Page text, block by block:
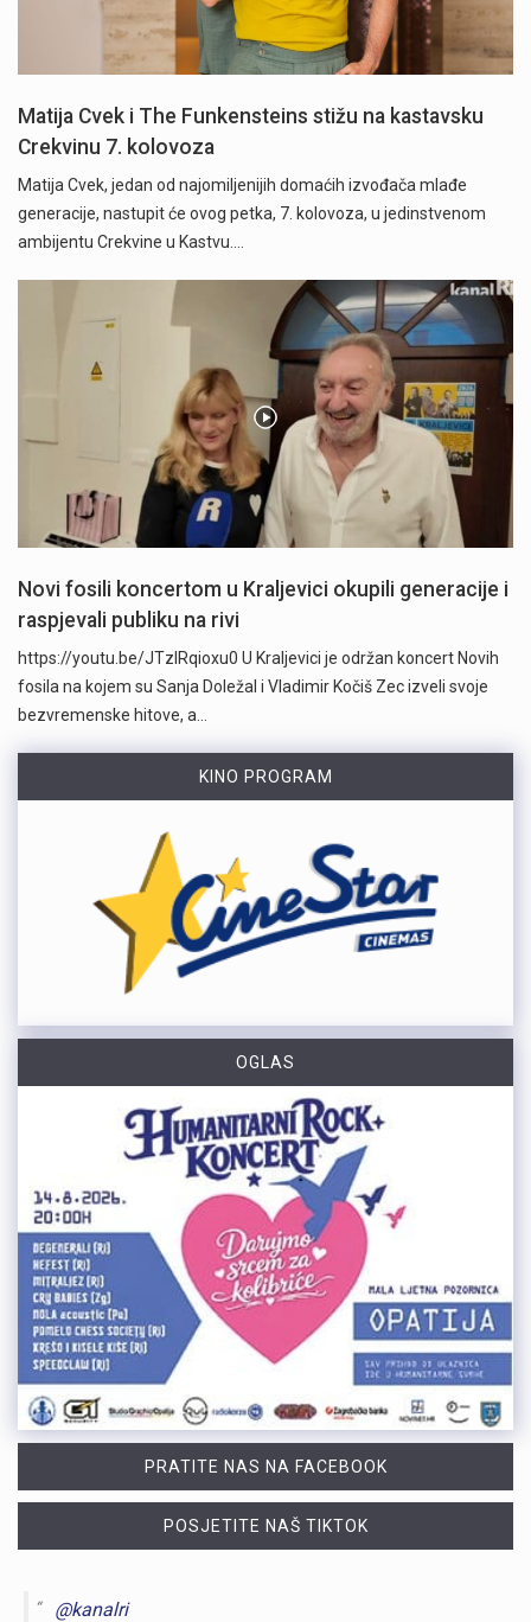
Matija Cvek i The Funkensteins stižu na kastavsku
Crekvinu 7. kolovoza
Matija Cvek, jedan od najomiljenijih domaćih izvođača mlađe
generacije, nastupit će ovog petka, 7. kolovoza, u jedinstvenom
ambijentu Crekvine u Kastvu.…
Novi fosili koncertom u Kraljevici okupili generacije i
raspjevali publiku na rivi
https://youtu.be/JTzlRqioxu0 U Kraljevici je održan koncert Novih
fosila na kojem su Sanja Doležal i Vladimir Kočiš Zec izveli svoje
bezvremenske hitove, a…
KINO PROGRAM
OGLAS
PRATITE NAS NA FACEBOOK
POSJETITE NAŠ TIKTOK
@kanalri